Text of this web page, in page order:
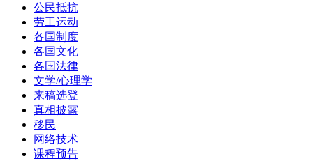
公民抵抗
劳工运动
各国制度
各国文化
各国法律
文学/心理学
来稿选登
真相披露
移民
网络技术
课程预告